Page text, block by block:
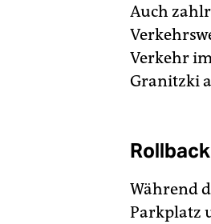
Auch
Verkehr
Granitzki
Während
Parkplatz